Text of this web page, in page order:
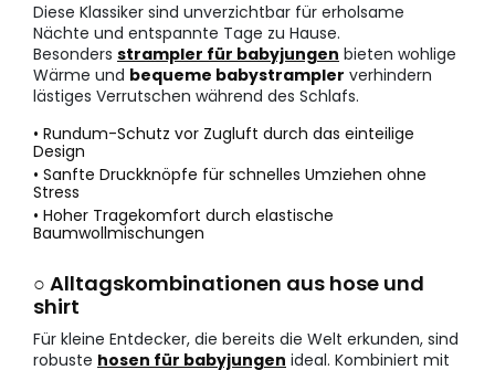
Diese Klassiker sind unverzichtbar für erholsame
Nächte und entspannte Tage zu Hause.
Besonders strampler für babyjungen bieten wohlige
Wärme und bequeme babystrampler verhindern
lästiges Verrutschen während des Schlafs.
• Rundum-Schutz vor Zugluft durch das einteilige
Design
• Sanfte Druckknöpfe für schnelles Umziehen ohne
Stress
• Hoher Tragekomfort durch elastische
Baumwollmischungen
○ Alltagskombinationen aus hose und
shirt
Für kleine Entdecker, die bereits die Welt erkunden, sind
robuste hosen für babyjungen ideal. Kombiniert mit